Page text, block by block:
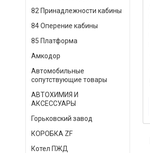
82 Принадлежности кабины
84 Оперение кабины
85 Платформа
Амкодор
Автомобильные
сопутствующие товары
АВТОХИМИЯ И
АКСЕССУАРЫ
Горьковский завод
КОРОБКА ZF
Котел ПЖД
Блок управления 14ТС-10 24В
(пластмассовый корпус)
АДВЕРС
сб. 1322
в наличии
7 924,00 Р
В корзину